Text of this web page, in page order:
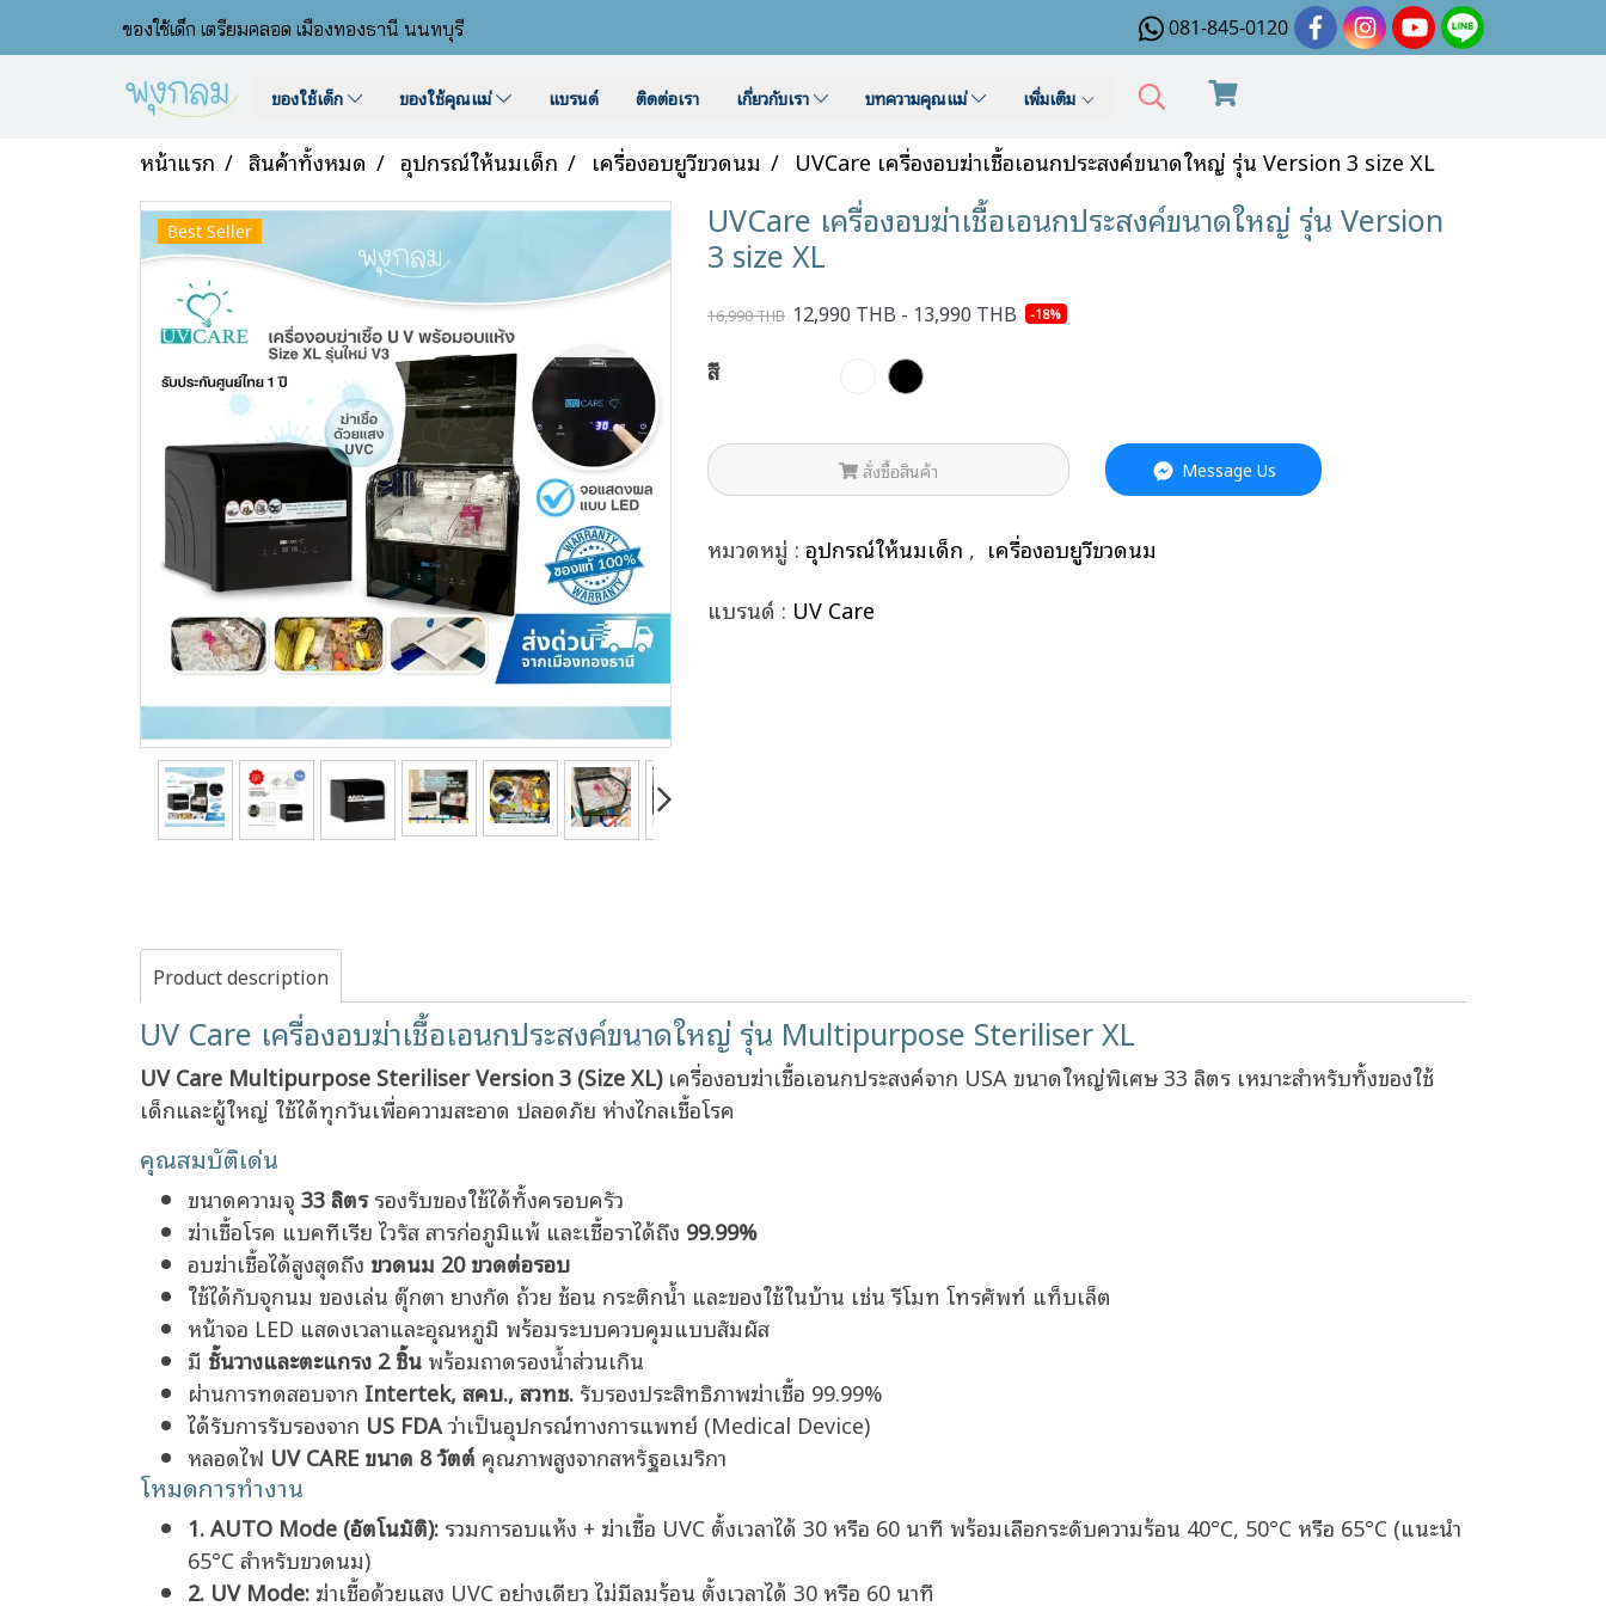
ของใช้เด็ก เตรียมคลอด เมืองทองธานี นนทบุรี 081-845-0120
ของใช้เด็ก ของใช้คุณแม่ แบรนด์ ติดต่อเรา เกี่ยวกับเรา บทความคุณแม่ เพิ่มเติม
หน้าแรก สินค้าทั้งหมด อุปกรณ์ให้นมเด็ก เครื่องอบยูวีขวดนม UVCare เครื่องอบฆ่าเชื้อเอนกประสงค์ขนาดใหญ่ รุ่น Version 3 size XL
Best Seller UVCare เครื่องอบฆ่าเชื้อเอนกประสงค์ขนาดใหญ่ รุ่น Version
3 size XL
16,990 THB 12,990 THB - 13,990 THB -18%
สี
สั่งซื้อสินค้า Message Us
หมวดหมู่ : อุปกรณ์ให้นมเด็ก , เครื่องอบยูวีขวดนม
แบรนด์ : UV Care
Product description
UV Care เครื่องอบฆ่าเชื้อเอนกประสงค์ขนาดใหญ่ รุ่น Multipurpose Steriliser XL
UV Care Multipurpose Steriliser Version 3 (Size XL)เครื่องอบฆ่าเชื้อเอนกประสงค์จาก USA ขนาดใหญ่พิเศษ 33 ลิตร เหมาะสำหรับทั้งของใช้
เด็กและผู้ใหญ่ ใช้ได้ทุกวันเพื่อความสะอาด ปลอดภัย ห่างไกลเชื้อโรค
คุณสมบัติเด่น
ขนาดความจุ 33 ลิตรรองรับของใช้ได้ทั้งครอบครัว
ฆ่าเชื้อโรค แบคทีเรีย ไวรัส สารก่อภูมิแพ้ และเชื้อราได้ถึง 99.99%
อบฆ่าเชื้อได้สูงสุดถึง ขวดนม 20 ขวดต่อรอบ
ใช้ได้กับจุกนม ของเล่น ตุ๊กตา ยางกัด ถ้วย ช้อน กระติกน้ำ และของใช้ในบ้าน เช่น รีโมท โทรศัพท์ แท็บเล็ต
หน้าจอ LED แสดงเวลาและอุณหภูมิ พร้อมระบบควบคุมแบบสัมผัส
มี ชั้นวางและตะแกรง 2 ชิ้น พร้อมถาดรองน้ำส่วนเกิน
ผ่านการทดสอบจาก Intertek, สคบ., สวทช. รับรองประสิทธิภาพฆ่าเชื้อ 99.99%
ได้รับการรับรองจาก US FDAว่าเป็นอุปกรณ์ทางการแพทย์ (Medical Device)
หลอดไฟ UV CARE ขนาด 8 วัตต์ คุณภาพสูงจากสหรัฐอเมริกา
โหมดการทำงาน
1. AUTO Mode (อัตโนมัติ): รวมการอบแห้ง + ฆ่าเชื้อ UVC ตั้งเวลาได้ 30 หรือ 60 นาที พร้อมเลือกระดับความร้อน 40°C, 50°C หรือ 65°C (แนะนำ
65°C สำหรับขวดนม)
2. UV Mode: ฆ่าเชื้อด้วยแสง UVC อย่างเดียว ไม่มีลมร้อน ตั้งเวลาได้ 30 หรือ 60 นาที